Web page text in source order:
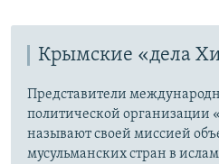
Крымские «дела
Представители
политической организации
называют своей миссией
мусульманских стран в